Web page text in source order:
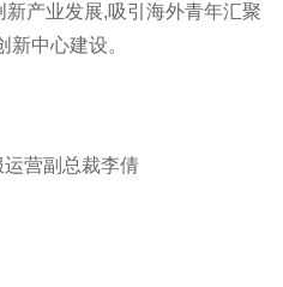
产业发展,吸引海外青年汇聚
中心建设。
运营副总裁李倩